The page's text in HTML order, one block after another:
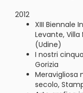
2012
XIII Biennale
Levante, Villa
(Udine)
I nostri
Gorizia
Meravigliosa
secolo,